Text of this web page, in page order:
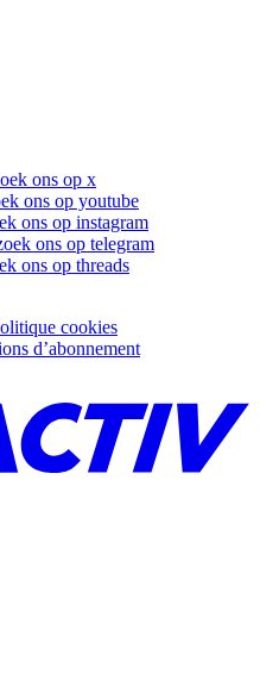
ons op x
ons op youtube
ons op instagram
ons op telegram
ons op threads
cookies
d’abonnement